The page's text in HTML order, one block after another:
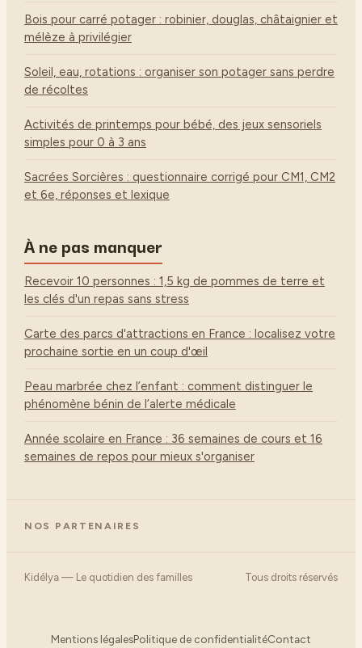
Bois pour carré potager : robinier, douglas, châtaignier et
mélèze à privilégier
Soleil, eau, rotations : organiser son potager sans perdre
de récoltes
Activités de printemps pour bébé, des jeux sensoriels
simples pour 0 à 3 ans
Sacrées Sorcières : questionnaire corrigé pour CM1, CM2
et 6e, réponses et lexique
À ne pas manquer
Recevoir 10 personnes : 1,5 kg de pommes de terre et
les clés d'un repas sans stress
Carte des parcs d'attractions en France : localisez votre
prochaine sortie en un coup d'œil
Peau marbrée chez l’enfant : comment distinguer le
phénomène bénin de l’alerte médicale
Année scolaire en France : 36 semaines de cours et 16
semaines de repos pour mieux s'organiser
NOS PARTENAIRES
Kidélya — Le quotidien des familles Tous droits réservés
Mentions légalesPolitique de confidentialitéContact